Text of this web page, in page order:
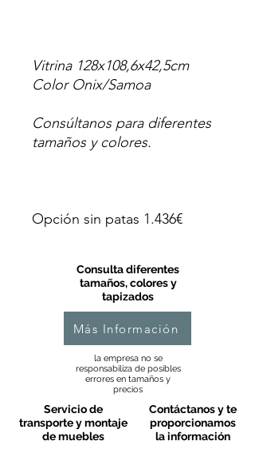
Vitrina 128x108,6x42,5cm
Color Onix/Samoa
Consúltanos para diferentes
tamaños y colores.
Opción sin patas 1.436€
Consulta diferentes
tamaños, colores y
tapizados
Más Información
la empresa no se
responsabiliza de posibles
errores en tamaños y
precios
Servicio de
transporte y montaje
de muebles
Contáctanos y te
proporcionamos
la información